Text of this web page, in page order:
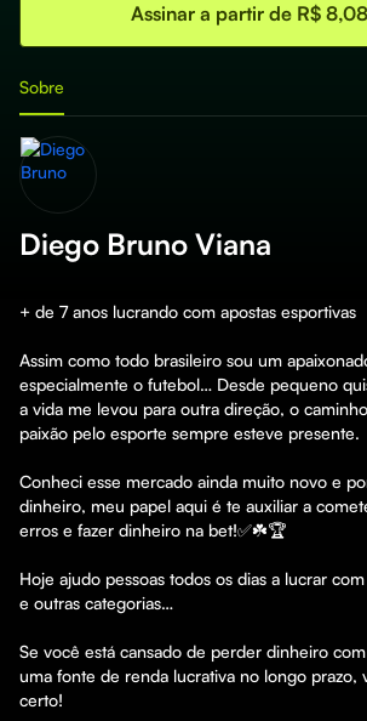
Assinar a partir de R$
Sobre
Diego Bruno Viana
+ de 7 anos lucrando com apostas esportivas
Assim como todo brasileiro sou um
especialmente o futebol… Desde pequeno
a vida me levou para outra direção, o
paixão pelo esporte sempre esteve presente.
Conheci esse mercado ainda muito novo e
dinheiro, meu papel aqui é te auxiliar a
erros e fazer dinheiro na bet!✅☘️🏆
Hoje ajudo pessoas todos os dias a lucrar
e outras categorias…
Se você está cansado de perder dinheiro
uma fonte de renda lucrativa no longo prazo,
certo!